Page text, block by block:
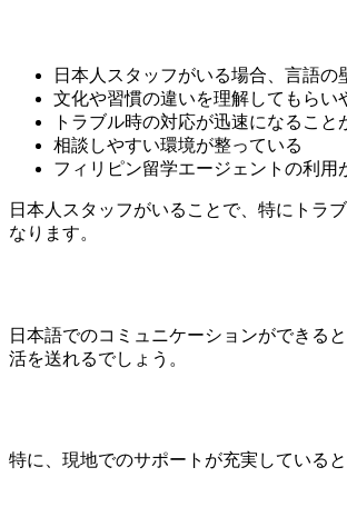
日本人スタッフがいる場合、言語の
文化や習慣の違いを理解してもらい
トラブル時の対応が迅速になること
相談しやすい環境が整っている
フィリピン留学エージェントの利用
日本人スタッフがいることで、特にトラ
なります。
日本語でのコミュニケーションができる
活を送れるでしょう。
特に、現地でのサポートが充実していると